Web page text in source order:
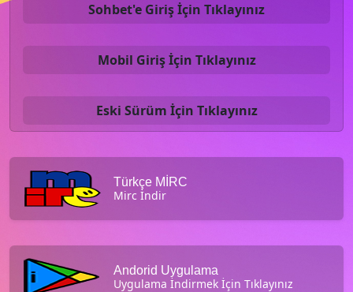
Sohbet'e Giriş İçin Tıklayınız
Mobil Giriş İçin Tıklayınız
Eski Sürüm İçin Tıklayınız
Türkçe MİRC
Mirc İndir
Andorid Uygulama
Uygulama İndirmek İçin Tıklayınız